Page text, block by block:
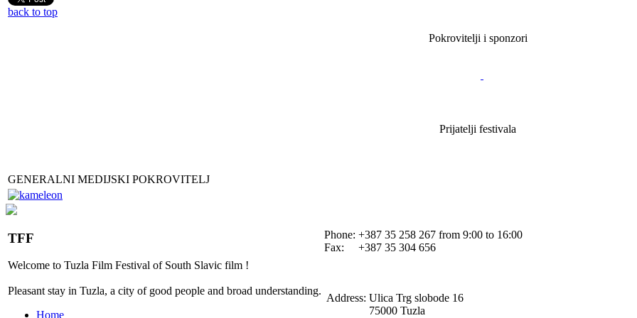
back to top
Pokrovitelji i sponzori
Prijatelji festivala
GENERALNI MEDIJSKI POKROVITELJ
TFF
Welcome to Tuzla Film Festival of South Slavic film !
Pleasant stay in Tuzla, a city of good people and broad understanding.
Home
Phone: +387 35 258 267 from 9:00 to 16:00
Fax: +387 35 304 656
Address: Ulica Trg slobode 16
75000 Tuzla